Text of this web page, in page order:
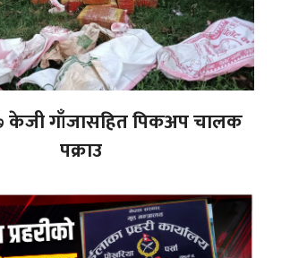
केजी गाँजासहित पिकअप चालक
पक्राउ